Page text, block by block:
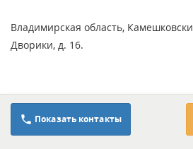
Владимирская область,
Дворики, д. 16.
Условия
Показать контакты
8 (495) 885-63-16